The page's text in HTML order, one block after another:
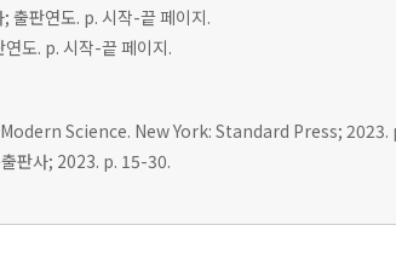
출판연도. p. 시작-끝 페이지.
도. p. 시작-끝 페이지.
Science. New York: Standard Press; 2023.
출판사; 2023. p. 15-30.